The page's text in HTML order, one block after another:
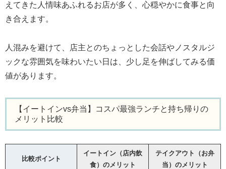
えてきた人情味あふれるお店が多く、心穏やかに食事と向
き合えます。
人混みを避けて、店主とのちょっとした会話やノスタルジ
ックな雰囲気を味わいたい日は、少し足を伸ばしてみる価
値があります。
【イートインvs弁当】コスパ最強ランチと持ち帰りの
メリット比較
比較ポイント
イートイン（店内飲
食）のメリット
テイクアウト（お弁
当）のメリット